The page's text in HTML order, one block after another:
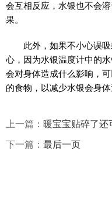
会互相反应，水银也不会
果。
此外，如果不小心误
心，因为水银温度计中的
会对身体造成什么影响，
的食物，以减少水银会身体
上一篇： 暖宝宝贴碎了还可
下一篇： 最后一页